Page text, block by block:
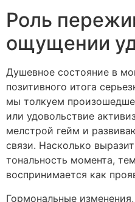
Роль
ощущении
Душевное состояние в
позитивного итога
мы толкуем
или удовольствие
мелстрой гейм и
связи. Насколько
тональность момента,
воспринимается как
Гормональные